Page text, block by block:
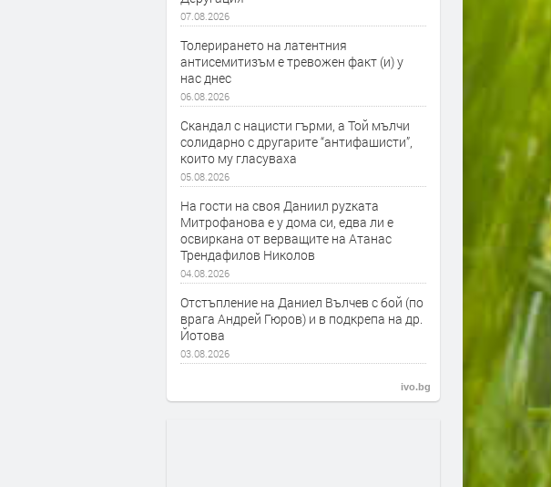
07.08.2026
Толерирането на латентния
антисемитизъм е тревожен факт (и) у
нас днес
06.08.2026
Скандал с нацисти гърми, а Той мълчи
солидарно с другарите “антифашисти”,
които му гласуваха
05.08.2026
На гости на своя Даниил руzката
Митрофанова е у дома си, едва ли е
освиркана от верващите на Атанас
Трендафилов Николов
04.08.2026
Отстъпление на Даниел Вълчев с бой (по
врага Андрей Гюров) и в подкрепа на др.
Йотова
03.08.2026
ivo.bg